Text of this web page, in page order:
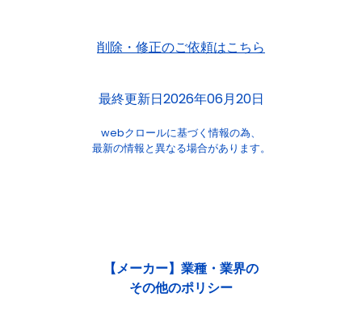
削除・修正のご依頼はこちら
最終更新日2026年06月20日
webクロールに基づく情報の為、
最新の情報と異なる場合があります。
【メーカー】業種・業界の
その他のポリシー